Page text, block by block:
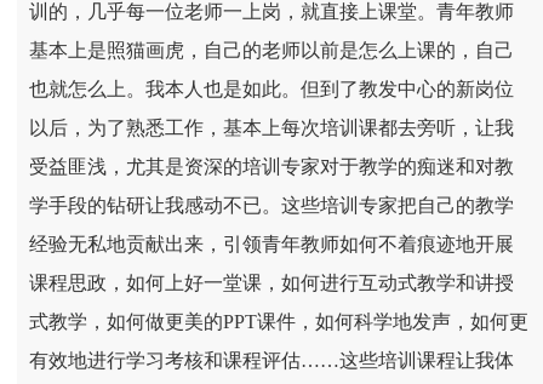
训的，几乎每一位老师一上岗，就直接上课堂。青年教师
基本上是照猫画虎，自己的老师以前是怎么上课的，自己
也就怎么上。我本人也是如此。但到了教发中心的新岗位
以后，为了熟悉工作，基本上每次培训课都去旁听，让我
受益匪浅，尤其是资深的培训专家对于教学的痴迷和对教
学手段的钻研让我感动不已。这些培训专家把自己的教学
经验无私地贡献出来，引领青年教师如何不着痕迹地开展
课程思政，如何上好一堂课，如何进行互动式教学和讲授
式教学，如何做更美的PPT课件，如何科学地发声，如何更
有效地进行学习考核和课程评估……这些培训课程让我体